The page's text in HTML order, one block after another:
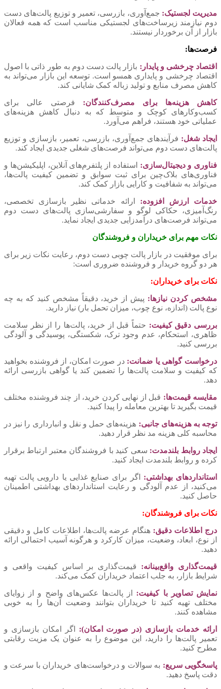
مدیریت لجستیک: جمع‌آوری، بازرسی، تعمیر و توزیع پالت‌های دست
دوم نیازمند زیرساخت‌های لجستیکی مناسب است که همه فعالان
بازار از آن برخوردار نیستند.
فرصت‌ها:
اقتصاد چرخشی و پایدار: بازار پالت دست دوم به طور ذاتی با اصول
اقتصاد چرخشی و پایداری همسو است. توسعه این بازار می‌تواند به
کاهش مصرف منابع و تولید زباله کمک شایانی کند.
کاهش هزینه‌ها برای مصرف‌کنندگان: فرصتی عالی برای
کسب‌وکارهای کوچک و متوسط که به دنبال کاهش هزینه‌های
عملیاتی خود هستند، فراهم می‌آورد.
ایجاد شغل: فرآیندهای جمع‌آوری، بازرسی، تعمیر، بازسازی و توزیع
پالت‌های دست دوم می‌تواند فرصت‌های شغلی جدیدی ایجاد کند.
فناوری و دیجیتال‌سازی:
استفاده از پلتفرم‌های آنلاین، اپلیکیشن‌ها و
فناوری‌های بلاک‌چین برای ثبت سوابق و تضمین کیفیت پالت‌ها،
می‌تواند به شفافیت و کارایی بازار کمک کند.
خدمات ارزش افزوده: ارائه خدماتی نظیر بازسازی تخصصی،
رنگ‌آمیزی، حکاکی لوگو و سفارشی‌سازی پالت‌های دست دوم
می‌تواند فرصت‌های درآمدزایی جدیدی ایجاد نماید.
نکات مهم برای خریداران و فروشندگان
برای موفقیت در بازار پالت چوبی دست دوم، رعایت نکات زیر برای
هر دو گروه خریدار و فروشنده ضروری است:
نکات برای خریداران:
مشخص کردن نیازها: پیش از خرید، دقیقاً مشخص کنید که به چه
نوع پالت (اندازه، نوع چوب، میزان تحمل بار) نیاز دارید.
بررسی دقیق کیفیت: حتماً قبل از خرید، پالت‌ها را از نظر سلامت
ظاهری، استحکام، عدم وجود ترک، شکستگی، پوسیدگی و آلودگی
بررسی کنید.
درخواست گواهی یا ضمانت: در صورت امکان، از فروشنده بخواهید
که کیفیت و سلامت پالت‌ها را تضمین کند یا گواهی بازرسی ارائه
دهد.
مقایسه قیمت‌ها: قبل از نهایی کردن خرید، از چند فروشنده مختلف
قیمت بگیرید تا بهترین معامله را پیدا کنید.
توجه به هزینه‌های جانبی: هزینه‌های حمل و نقل و انبارداری را نیز در
محاسبه کلی هزینه مد نظر قرار دهید.
ایجاد روابط بلندمدت: سعی کنید با فروشندگان معتبر ارتباط برقرار
کرده و روابط بلندمدت ایجاد کنید.
استانداردهای بهداشتی:
اگر برای صنایع غذایی یا دارویی پالت تهیه
می‌کنید، از عدم آلودگی و رعایت استانداردهای بهداشتی اطمینان
حاصل کنید.
نکات برای فروشندگان:
درج اطلاعات دقیق: هنگام عرضه پالت‌ها، اطلاعات کامل و دقیقی
از نوع، ابعاد، وضعیت، میزان کارکرد و هرگونه آسیب احتمالی ارائه
دهید.
قیمت‌گذاری واقع‌بینانه: قیمت‌گذاری بر اساس کیفیت واقعی و
شرایط بازار، به جلب اعتماد خریداران کمک می‌کند.
نمایش تصاویر با کیفیت: از پالت‌ها عکس‌های واضح و از زوایای
مختلف تهیه کنید تا خریداران بتوانند وضعیت آن‌ها را به خوبی
مشاهده کنند.
ارائه خدمات بازسازی (در صورت امکان):
اگر امکان بازسازی و
تعمیر پالت‌ها را دارید، این موضوع را به عنوان یک مزیت رقابتی
مطرح کنید.
پاسخگویی سریع: به سوالات و درخواست‌های خریداران با سرعت و
دقت پاسخ دهید.